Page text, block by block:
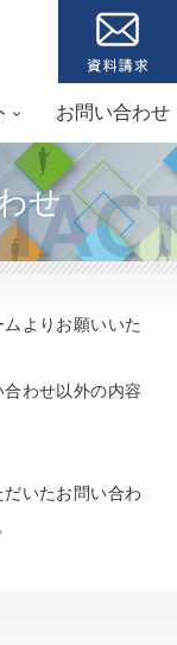
keyboard_arrow_down お問い合わせ
せ
よりお願いいた
わせ以外の内容
いたお問い合わ